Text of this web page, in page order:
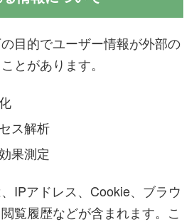
目的でユーザー情報が外部の
とがあります。
ス解析
果測定
IPアドレス、Cookie、ブラウ
覧履歴などが含まれます。こ